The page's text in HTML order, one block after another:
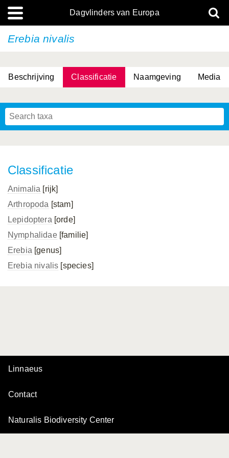
Dagvlinders van Europa
Erebia nivalis
Beschrijving Classificatie Naamgeving Media
Classificatie
Animalia [rijk]
Arthropoda [stam]
Lepidoptera [orde]
Nymphalidae[familie]
Erebia [genus]
Erebia nivalis [species]
Linnaeus
Contact
Naturalis Biodiversity Center